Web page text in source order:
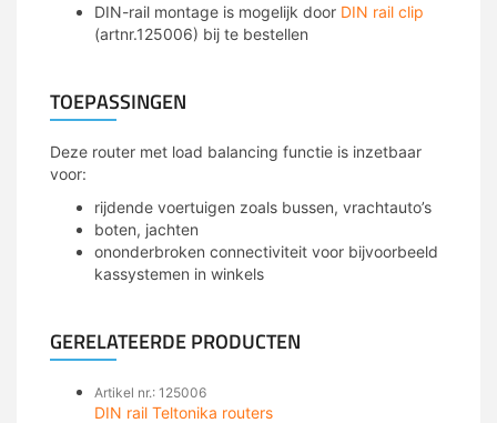
DIN-rail montage is mogelijk door DIN rail clip
(artnr.125006) bij te bestellen
TOEPASSINGEN
Deze router met load balancing functie is inzetbaar
voor:
rijdende voertuigen zoals bussen, vrachtauto’s
boten, jachten
ononderbroken connectiviteit voor bijvoorbeeld
kassystemen in winkels
GERELATEERDE PRODUCTEN
Artikel nr.: 125006
DIN rail Teltonika routers